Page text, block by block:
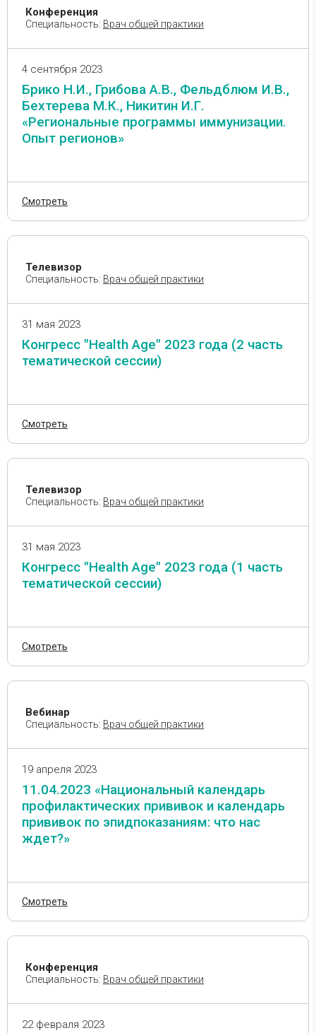
Конференция
Специальность: Врач общей практики
4 сентября 2023
Брико Н.И., Грибова А.В., Фельдблюм И.В.,
Бехтерева М.К., Никитин И.Г.
«Региональные программы иммунизации.
Опыт регионов»
Смотреть
Телевизор
Специальность: Врач общей практики
31 мая 2023
Конгресс "Health Age" 2023 года (2 часть
тематической сессии)
Смотреть
Телевизор
Специальность: Врач общей практики
31 мая 2023
Конгресс "Health Age" 2023 года (1 часть
тематической сессии)
Смотреть
Вебинар
Специальность: Врач общей практики
19 апреля 2023
11.04.2023 «Национальный календарь
профилактических прививок и календарь
прививок по эпидпоказаниям: что нас
ждет?»
Смотреть
Конференция
Специальность: Врач общей практики
22 февраля 2023